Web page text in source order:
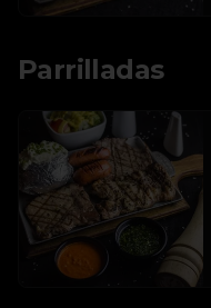
Parrilladas